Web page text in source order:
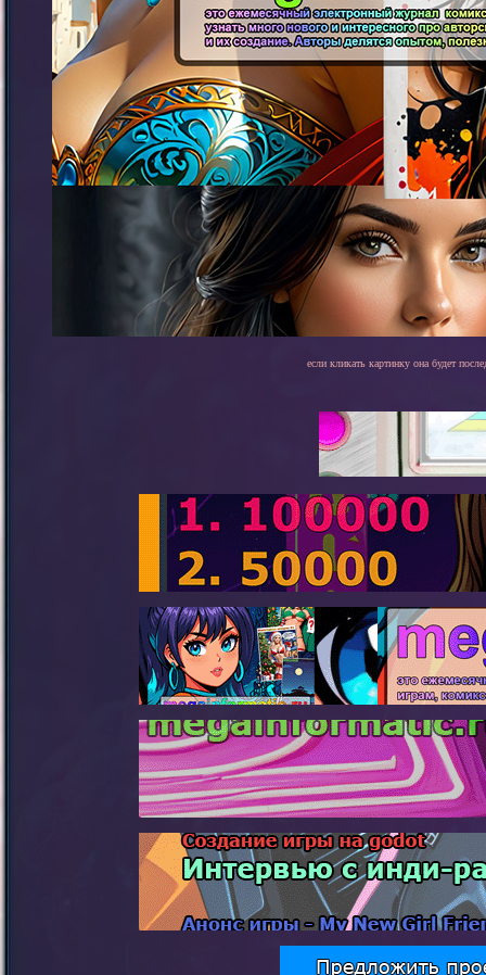
если кликать картинку она будет